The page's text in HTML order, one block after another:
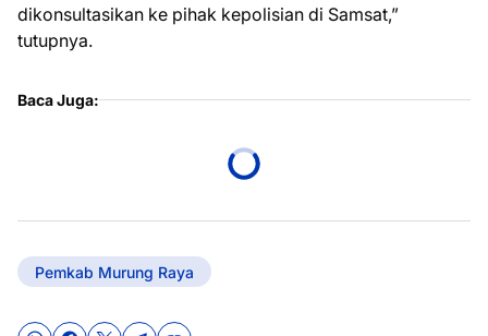
dikonsultasikan ke pihak kepolisian di Samsat,”
tutupnya.
Baca Juga:
Pemkab Murung Raya